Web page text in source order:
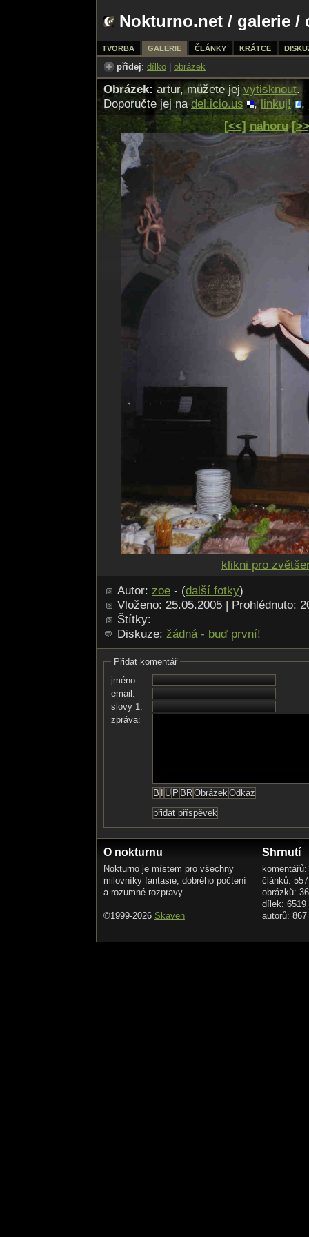
Nokturno.net / galerie /
TVORBA GALERIE ČLÁNKY KRÁTCE
přidej: dílko obrázek
Obrázek: artur, můžete jejvytisknout.
Doporučte jej nadel.icio.us ,linkuj! ,
[<<] nahoru
klikni pro
Autor: zoe - (další fotky)
Vloženo: 25.05.2005 | Prohlédnuto:
Štítky:
Diskuze: žádná - buď první!
Přidat komentář
jméno:
email:
slovy 1:
zpráva:
O nokturnu
Nokturno je místem pro všechny
milovníky fantasie, dobrého počtení
a rozumné rozpravy.
©1999-2026 Skaven
Shrnutí
článků: 557
obrázků:
dílek: 6519
autorů: 867